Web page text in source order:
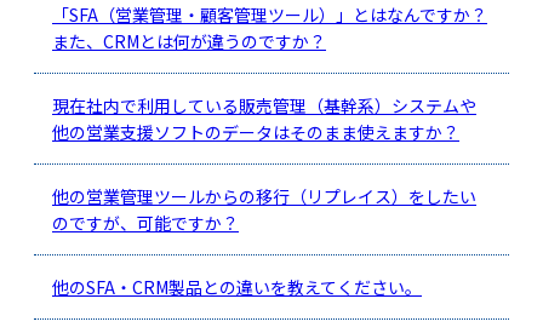
「SFA（営業管理・顧客管理ツール）」とはなんですか？
また、CRMとは何が違うのですか？
現在社内で利用している販売管理（基幹系）システムや
他の営業支援ソフトのデータはそのまま使えますか？
他の営業管理ツールからの移行（リプレイス）をしたい
のですが、可能ですか？
他のSFA・CRM製品との違いを教えてください。